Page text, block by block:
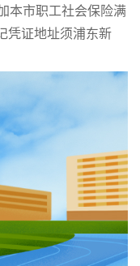
本市职工社会保险满
凭证地址须浦东新